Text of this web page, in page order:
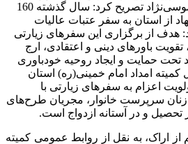
به این سفر معنوی است. موسی‌نژاد تصریح کرد: سال گذشته 160
از استان به سفر عتبات عالیات
هدف از برگزاری این سفرهای زیارتی
باورهای دینی و اعتقادی، ارج
تحت حمایت و ایجاد روحیه خودباوری
امداد امام خمینی(ره) استان
اعزام به سفرهای زیارتی با
سرپرست خانوار، مجریان طرح‌های
تحصیل و در آستانه ازدواج است.
اراک، به نقل از روابط عمومی کمیته